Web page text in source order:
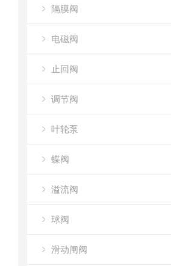
隔膜阀
电磁阀
止回阀
调节阀
叶轮泵
蝶阀
溢流阀
球阀
滑动闸阀